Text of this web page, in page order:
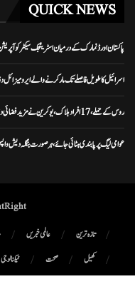
QUICK NEWS
پاکستان اور ڈنمارک کے درمیان اسٹریٹجک سیکٹر
اسرائیل کا طویل فاصلے تک مار کرنے والے ایرو میزائل
روس کے حملے، 17 افراد ہلاک، یوکرین نے مزید فضائی دفاعی نظام کا مطالبہ کر دیا
عوامی لیگ پر پابندی ہٹائی جائے، ہر صورت بنگلہ دیش
تازہ ترین عالمی خبریں
کھیل
صحت ٹیکنالوجی